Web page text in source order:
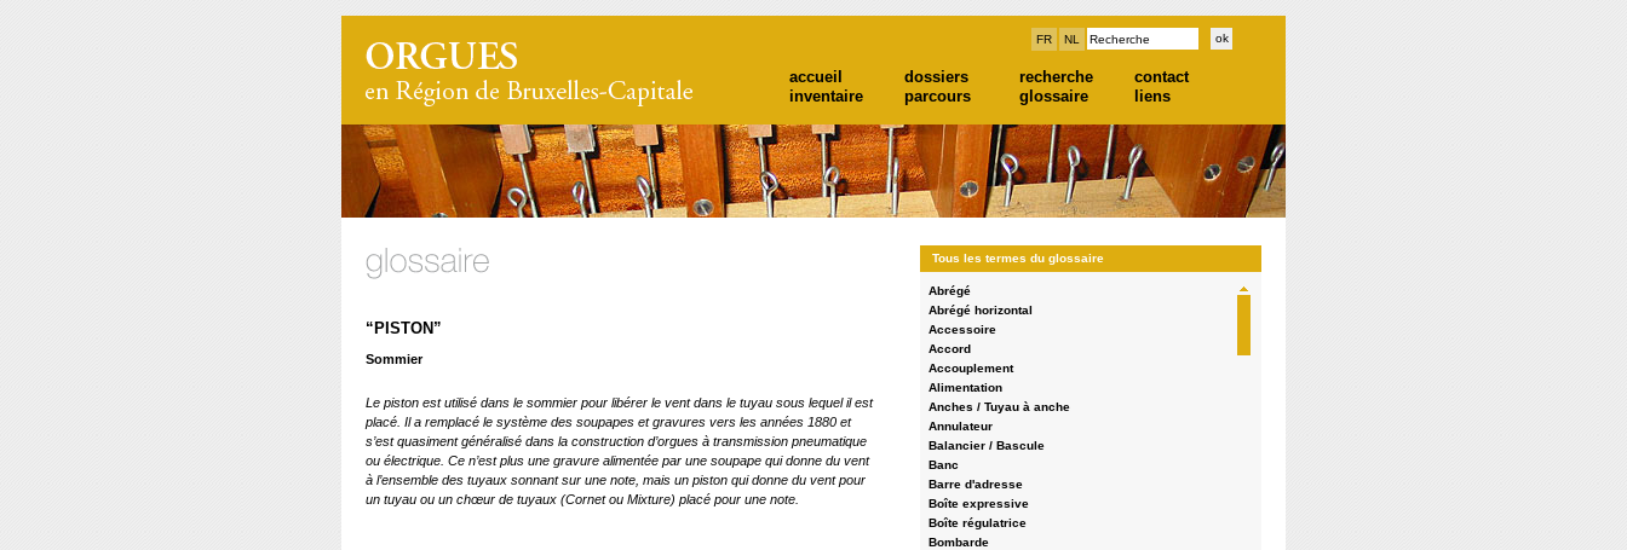
FR NL
accueil dossiers recherche
contact
inventaire
parcours glossaire liens
“PISTON”
Sommier
Le piston est utilisé dans le sommier pour libérer le vent dans le tuyau sous lequel il est
placé. Il a remplacé le système des soupapes et gravures vers les années 1880 et
s’est quasiment généralisé dans la construction d’orgues à transmission pneumatique
ou électrique. Ce n’est plus une gravure alimentée par une soupape qui donne du vent
à l’ensemble des tuyaux sonnant sur une note, mais un piston qui donne du vent pour
un tuyau ou un chœur de tuyaux (Cornet ou Mixture) placé pour une note.
Tous les termes du glossaire
Abrégé
Abrégé horizontal
Accessoire
Accord
Accouplement
Alimentation
Anches / Tuyau à anche
Annulateur
Balancier / Bascule
Banc
Barre d'adresse
Boîte expressive
Boîte régulatrice
Bombarde